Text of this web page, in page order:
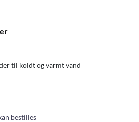
til koldt og varmt vand
bestilles